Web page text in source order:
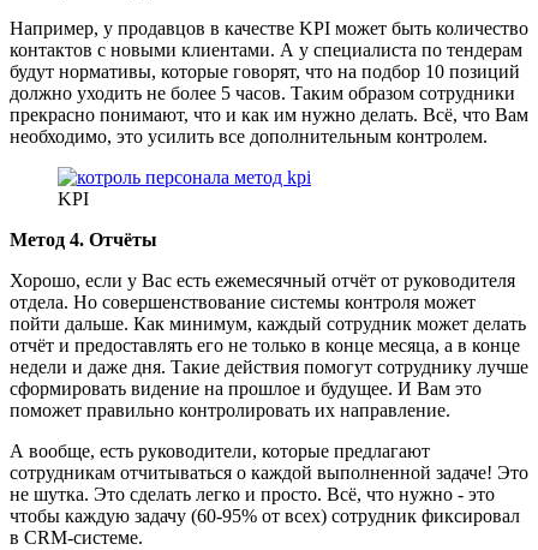
Например, у продавцов в качестве KPI может быть количество
контактов с новыми клиентами. А у специалиста по тендерам
будут нормативы, которые говорят, что на подбор 10 позиций
должно уходить не более 5 часов. Таким образом сотрудники
прекрасно понимают, что и как им нужно делать. Всё, что Вам
необходимо, это усилить все дополнительным контролем.
KPI
Метод 4. Отчёты
Хорошо, если у Вас есть ежемесячный отчёт от руководителя
отдела. Но совершенствование системы контроля может
пойти дальше. Как минимум, каждый сотрудник может делать
отчёт и предоставлять его не только в конце месяца, а в конце
недели и даже дня. Такие действия помогут сотруднику лучше
сформировать видение на прошлое и будущее. И Вам это
поможет правильно контролировать их направление.
А вообще, есть руководители, которые предлагают
сотрудникам отчитываться о каждой выполненной задаче! Это
не шутка. Это сделать легко и просто. Всё, что нужно - это
чтобы каждую задачу (60-95% от всех) сотрудник фиксировал
в CRM-системе.